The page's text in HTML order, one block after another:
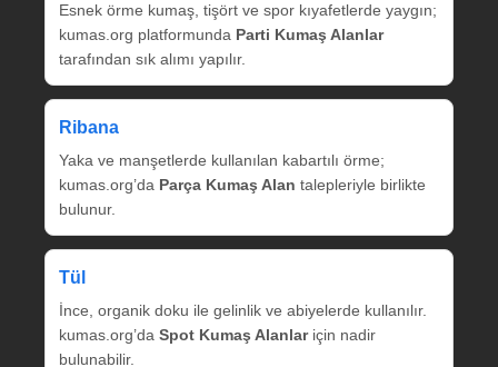
Esnek örme kumaş, tişört ve spor kıyafetlerde yaygın;
kumas.org platformunda Parti Kumaş Alanlar
tarafından sık alımı yapılır.
Ribana
Yaka ve manşetlerde kullanılan kabartılı örme;
kumas.org’da Parça Kumaş Alan talepleriyle birlikte
bulunur.
Tül
İnce, organik doku ile gelinlik ve abiyelerde kullanılır.
kumas.org’da Spot Kumaş Alanlariçin nadir
bulunabilir.